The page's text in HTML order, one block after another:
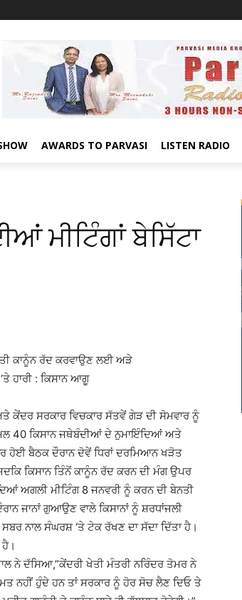
AWARDS TO PARVASI LISTEN RADIO
ਮੀਟਿੰਗਾਂ ਬੇਸਿੱਟਾ
ਕਾਨੂੰਨ ਰੱਦ ਕਰਵਾਉਣ ਲਈ ਅੜੇ
ਹਾਰੀ : ਕਿਸਾਨ ਆਗੂ
ਕੇਂਦਰ ਸਰਕਾਰ ਵਿਚਕਾਰ ਸੱਤਵੇਂ ਗੇੜ ਦੀ ਸੋਮਵਾਰ ਨੂੰ
40 ਕਿਸਾਨ ਜਥੇਬੰਦੀਆਂ ਦੇ ਨੁਮਾਇੰਦਿਆਂ ਅਤੇ
ਹੋਈ ਬੈਠਕ ਦੌਰਾਨ ਦੋਵੇਂ ਧਿਰਾਂ ਦਰਮਿਆਨ ਖੜੋਤ
ਕਿਸਾਨ ਤਿੰਨੋਂ ਕਾਨੂੰਨ ਰੱਦ ਕਰਨ ਦੀ ਮੰਗ ਉਪਰ
ਅਗਲੀ ਮੀਟਿੰਗ 8 ਜਨਵਰੀ ਨੂੰ ਕਰਨ ਦੀ ਬੇਨਤੀ
ਜਾਨਾਂ ਗੁਆਉਣ ਵਾਲੇ ਕਿਸਾਨਾਂ ਨੂੰ ਸ਼ਰਧਾਂਜਲੀ
ਨਾਲ ਸੰਘਰਸ਼ ‘ਤੇ ਟੇਕ ਰੱਖਣ ਦਾ ਸੱਦਾ ਦਿੱਤਾ ਹੈ।
ਨੇ ਦੱਸਿਆ,”ਕੇਂਦਰੀ ਖੇਤੀ ਮੰਤਰੀ ਨਰਿੰਦਰ ਤੋਮਰ ਨੇ
ਨਹੀਂ ਹੁੰਦੇ ਹਨ ਤਾਂ ਸਰਕਾਰ ਨੂੰ ਹੋਰ ਸੋਚ ਲੈਣ ਦਿਓ ਤੇ